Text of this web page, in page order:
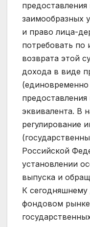
предоставления
заимообразных
и право лица-
потребовать по
возврата этой
дохода в виде
эквивалента. В
регулирование
Российской
установлении
выпуска и
К
фондовом